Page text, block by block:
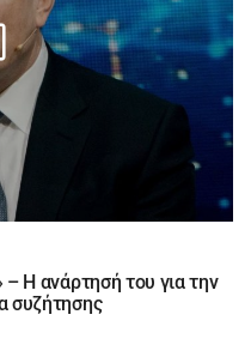
Η ανάρτησή του για την
συζήτησης